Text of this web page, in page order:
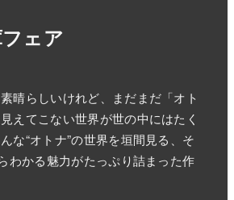
ェア
晴らしいけれど、まだまだ「オト
えてこない世界が世の中にはたく
な“オトナ”の世界を垣間見る、そ
わかる魅力がたっぷり詰まった作